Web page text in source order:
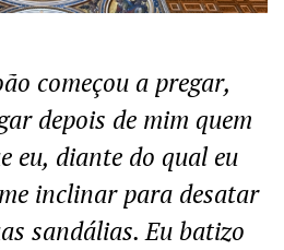
começou a pregar,
depois de mim quem
eu, diante do qual eu
inclinar para desatar
sandálias. Eu batizo